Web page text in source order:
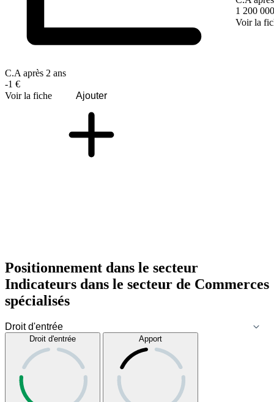
C.A après 2 ans
-1 €
Voir la fiche
Ajouter
1 200
Voir la
Positionnement dans le secteur
Indicateurs dans le secteur de Commerces
spécialisés
Droit d'entrée Apport